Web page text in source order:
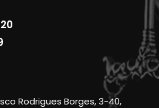
Rodrigues Borges, 3-40,